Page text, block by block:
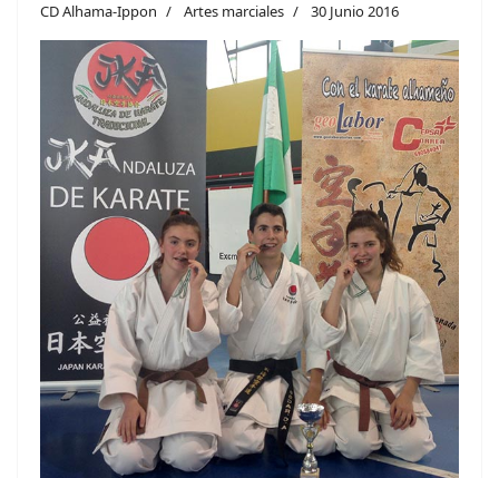
CD Alhama-Ippon Artes marciales 30 Junio 2016